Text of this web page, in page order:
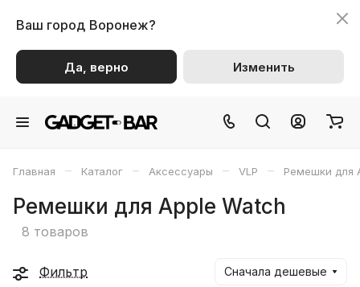
Ваш город Воронеж?
Да, верно Изменить
Главная – Каталог – Аксессуары – VLP – Ремешки для
Ремешки для Apple Watch
8 товаров
Фильтр Сначала дешевые